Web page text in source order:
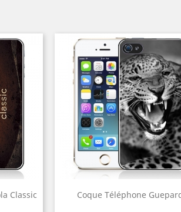
Classic Coque Téléphone